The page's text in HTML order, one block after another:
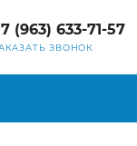
(963) 633-71-57
ЗВОНОК